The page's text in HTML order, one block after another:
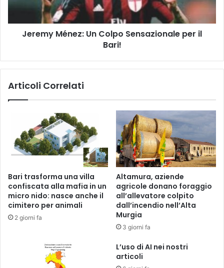
Jeremy Ménez: Un Colpo Sensazionale per il
Bari!
Articoli Correlati
Bari trasforma una villa
confiscata alla mafia in un
micro nido: nasce anche il
cimitero per animali
2 giorni fa
Altamura, aziende
agricole donano foraggio
all’allevatore colpito
dall’incendio nell’Alta
Murgia
3 giorni fa
L’uso di AI nei nostri
articoli